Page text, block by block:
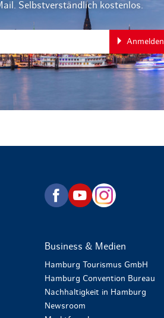
Selbstverständlich kostenlos.
Anmelden
zurück zur Startseite
Business & Medien
Hamburg Tourismus GmbH
Hamburg Convention Bureau
Nachhaltigkeit in Hamburg
Newsroom